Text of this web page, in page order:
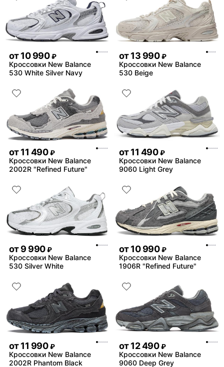
от10 990 ₽
Кроссовки New Balance
530 White Silver Navy
от13 990 ₽
Кроссовки New Balance
530 Beige
от11 490 ₽
Кроссовки New Balance
2002R "Refined Future"
от11 490 ₽
Кроссовки New Balance
9060 Light Grey
от9 990 ₽
Кроссовки New Balance
530 Silver White
от10 990 ₽
Кроссовки New Balance
1906R "Refined Future"
от11 990 ₽
Кроссовки New Balance
2002R Phantom Black
от12 490 ₽
Кроссовки New Balance
9060 Deep Grey